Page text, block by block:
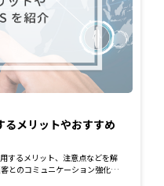
るメリットやおすすめ
するメリット、注意点などを解
とのコミュニケーション強化ま